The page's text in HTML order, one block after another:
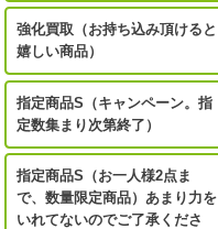
強化買取（お持ち込み頂けると
嬉しい商品）
指定商品S（キャンペーン。指
定数集まり次第終了）
指定商品S（お一人様2点ま
で、数量限定商品）あまり力を
いれてないのでご了承くださ